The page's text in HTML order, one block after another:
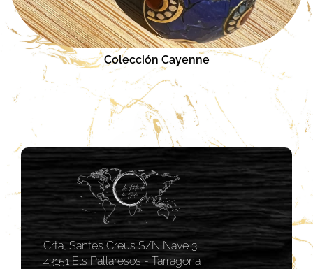
Colección Cayenne
Crta, Santes Creus S/N Nave 3
43151 Els Pallaresos - Tarragona